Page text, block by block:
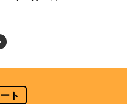
ト